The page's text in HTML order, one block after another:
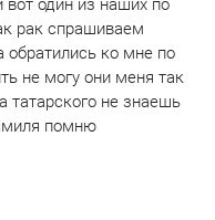
вот один из наших по
рак спрашиваем
обратились ко мне по
не могу они меня так
татарского не знаешь
помню